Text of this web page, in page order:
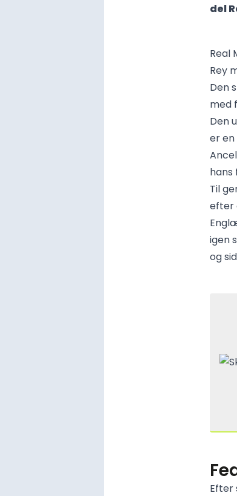
del
Real
Rey
Den
med
Den
er
hans
Til
efter
igen
og
Efter